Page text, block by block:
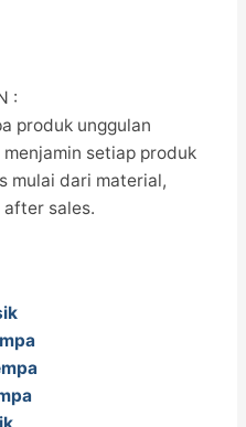
:
produk unggulan
setiap produk
mulai dari material,
after sales.